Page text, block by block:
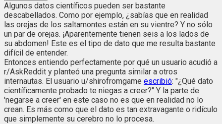
Algunos datos científicos pueden ser bastante
descabellados. Como por ejemplo, ¿sabías que en realidad
las orejas de los saltamontes están en su vientre? Y no sólo
un par de orejas. ¡Aparentemente tienen seis a los lados de
su abdomen! Este es el tipo de dato que me resulta bastante
difícil de entender.
Entonces entiendo perfectamente por qué un usuario acudió a
r/AskReddit y planteó una pregunta similar a otros
internautas. El usuario u/shirofromgame escribió: "¿Qué dato
científicamente probado te niegas a creer?" Y la parte de
'negarse a creer' en este caso no es que en realidad no lo
crean. Es más como que el dato es tan extravagante o ridículo
que simplemente su cerebro no lo procesa.